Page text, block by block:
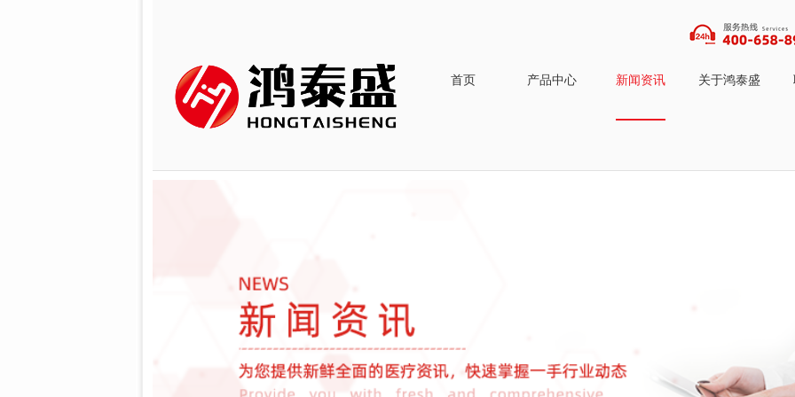
首页 产品中心 新闻资讯 关于鸿泰盛